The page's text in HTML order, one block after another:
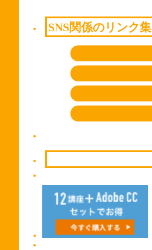
SNS関係のリンク集